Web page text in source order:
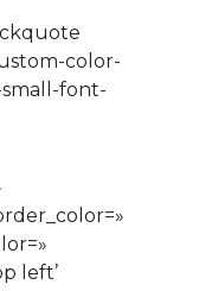
color-
small-font-
left’